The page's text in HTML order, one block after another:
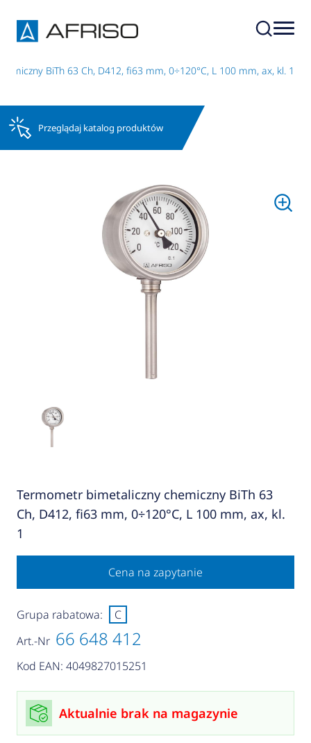
BiTh 63 Ch, D412, fi63 mm, 0÷120°C, L 100 mm, ax, kl. 1
Przeglądaj katalog produktów
Termometr bimetaliczny chemiczny BiTh 63
Ch, D412, fi63 mm, 0÷120°C, L 100 mm, ax, kl.
1
Cena na zapytanie
Art.-Nr 66 648 412
Kod EAN: 4049827015251
Grupa rabatowa: C
Aktualnie brak na magazynie